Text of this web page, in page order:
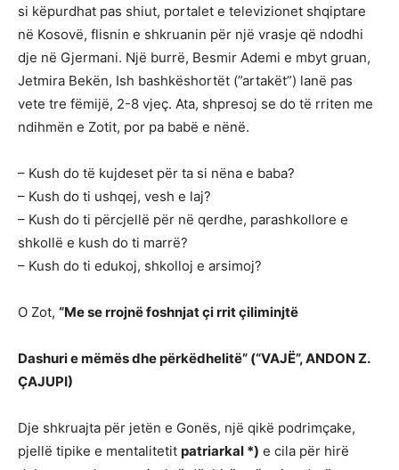
si këpurdhat pas shiut, portalet e televizionet shqiptare
në Kosovë, flisnin e shkruanin për një vrasje që ndodhi
dje në Gjermani. Një burrë, Besmir Ademi e mbyt gruan,
Jetmira Bekën, Ish bashkëshortët (”artakët”) lanë pas
vete tre fëmijë, 2-8 vjeç. Ata, shpresoj se do të rriten me
ndihmën e Zotit, por pa babë e nënë.
– Kush do të kujdeset për ta si nëna e baba?
– Kush do ti ushqej, vesh e laj?
– Kush do ti përcjellë për në qerdhe, parashkollore e
shkollë e kush do ti marrë?
– Kush do ti edukoj, shkolloj e arsimoj?
O Zot, “Me se rrojnë foshnjat çi rrit çiliminjtë
Dashuri e mëmës dhe përkëdhelitë” (“VAJË”, ANDON Z.
ÇAJUPI)
Dje shkruajta për jetën e Gonës, një qikë podrimçake,
pjellë tipike e mentalitetit patriarkal *) e cila për hirë